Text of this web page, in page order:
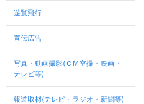
遊覧飛行
宣伝広告
写真・動画撮影(ＣＭ空撮・映画・
テレビ等)
報道取材(テレビ・ラジオ・新聞等)